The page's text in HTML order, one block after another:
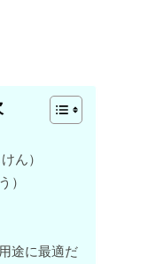
ん）
）
途に最適だ